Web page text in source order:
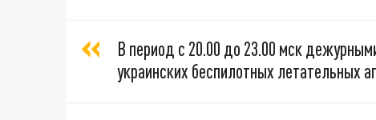
В период с 20.00 до 23.00 мск
украинских беспилотных летательных